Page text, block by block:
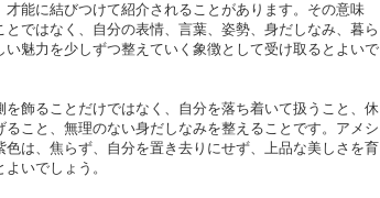
才能に結びつけて紹介されることがあります。その意味
ではなく、自分の表情、言葉、姿勢、身だしなみ、暮ら
い魅力を少しずつ整えていく象徴として受け取るとよいで
飾ることだけではなく、自分を落ち着いて扱うこと、休
こと、無理のない身だしなみを整えることです。アメシ
色は、焦らず、自分を置き去りにせず、上品な美しさを育
いでしょう。